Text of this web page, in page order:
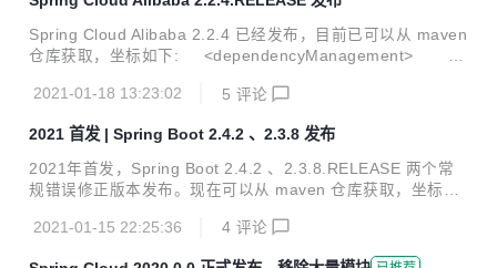
Id> <artifactId>spring-cloud-dependencies</artifa
ctId> ...
Spring Cloud Alibaba 2.2.4 已经发布，目前已可以从 maven
仓库获取，坐标如下: <dependencyManagement> <
d>com.alibaba.cloud</groupId> <artifactId>spri
ersion>2.2.4.RELEASE</v...
2021-01-18 13:23:02 5 评论
2021 首发 | Spring Boot 2.4.2 、2.3.8 发布
2021年首发，Spring Boot 2.4.2 、2.3.8.RELEASE 两个常
规错误修正版本发布。现在可以从 maven 仓库获取，坐标如
roupId> <artifactId>spring-boot-starter-parent</artifactI
d> <version>2.4.2</version> <relativePath/> </par
2021-01-15 22:25:36 4 评论